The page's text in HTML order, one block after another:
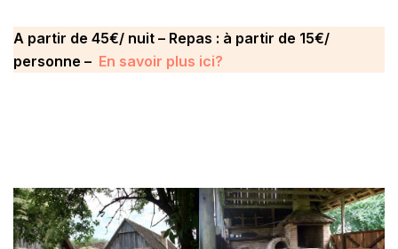
A partir de 45€/ nuit – Repas : à partir de 15€/
personne – En savoir plus ici?